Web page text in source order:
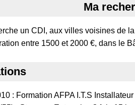
Ma
un CDI, aux villes voisines de
entre 1500 et 2000 €, dans le
: Formation AFPA I.T.S